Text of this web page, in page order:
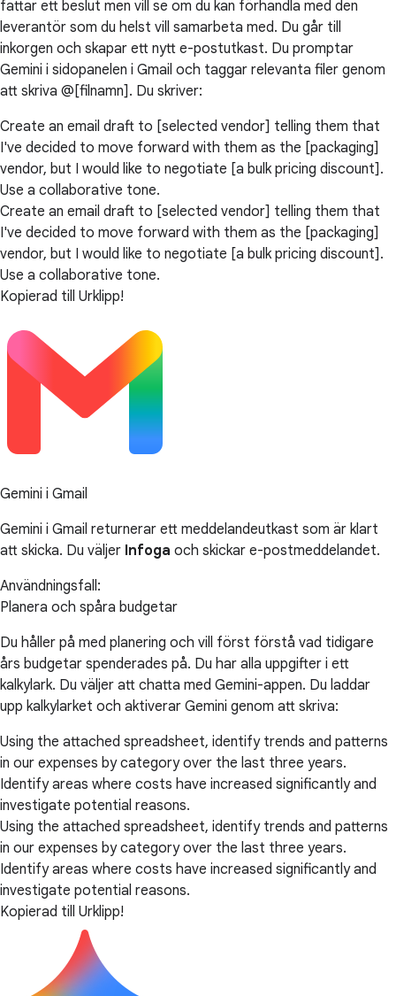
fattar ett beslut men vill se om du kan förhandla med den
leverantör som du helst vill samarbeta med. Du går till
inkorgen och skapar ett nytt e-postutkast. Du promptar
Gemini i sidopanelen i Gmail och taggar relevanta filer genom
att skriva @[filnamn]. Du skriver:
Create an email draft to [selected vendor] telling them that
I've decided to move forward with them as the [packaging]
vendor, but I would like to negotiate [a bulk pricing discount].
Use a collaborative tone.
Create an email draft to [selected vendor] telling them that
I've decided to move forward with them as the [packaging]
vendor, but I would like to negotiate [a bulk pricing discount].
Use a collaborative tone.
Kopierad till Urklipp!
Gemini i Gmail
Gemini i Gmail returnerar ett meddelandeutkast som är klart
att skicka. Du väljer Infoga och skickar e-postmeddelandet.
Användningsfall:
Planera och spåra budgetar
Du håller på med planering och vill först förstå vad tidigare
års budgetar spenderades på. Du har alla uppgifter i ett
kalkylark. Du väljer att chatta med Gemini-appen. Du laddar
upp kalkylarket och aktiverar Gemini genom att skriva:
Using the attached spreadsheet, identify trends and patterns
in our expenses by category over the last three years.
Identify areas where costs have increased significantly and
investigate potential reasons.
Using the attached spreadsheet, identify trends and patterns
in our expenses by category over the last three years.
Identify areas where costs have increased significantly and
investigate potential reasons.
Kopierad till Urklipp!